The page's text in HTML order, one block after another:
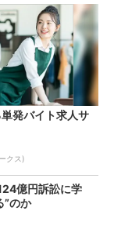
発バイト求人サ
クス)
億円訴訟に学
”のか